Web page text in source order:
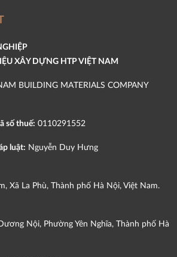
XÂY DỰNG HTP VIỆT NAM
BUILDING MATERIALS COMPANY
số thuế: 0110291552
luật: Nguyễn Duy Hưng
Xã La Phù, Thành phố Hà Nội, Việt Nam.
Nội, Phường Yên Nghĩa, Thành phố Hà